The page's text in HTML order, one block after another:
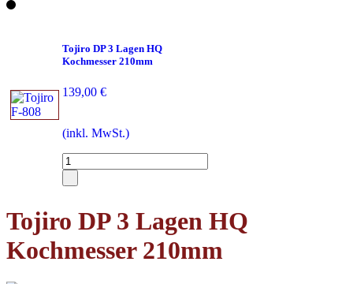
Tojiro DP 3 Lagen HQ
Kochmesser 210mm
139,00 €
(inkl. MwSt.)
Tojiro DP 3 Lagen HQ
Kochmesser 210mm